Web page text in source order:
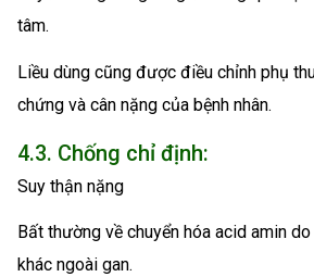
tâm.
Liều dùng cũng được điều chỉnh phụ
chứng và cân nặng của bệnh nhân.
4.3. Chống chỉ định:
Suy thận nặng
Bất thường về chuyển hóa acid amin
khác ngoài gan.